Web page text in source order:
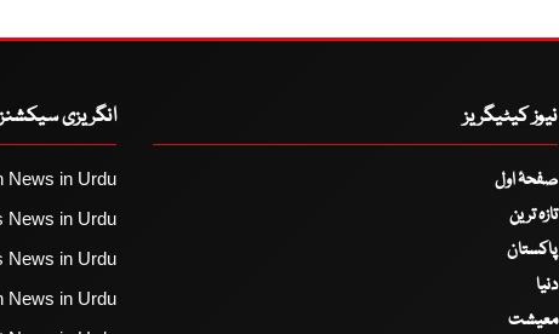
نیوز کیٹیگریز
صفحۂ اول
تازہ ترین
پاکستان
دنیا
معیشت
انگریزی سیکشنز
News in Urdu
News in Urdu
News in Urdu
News in Urdu